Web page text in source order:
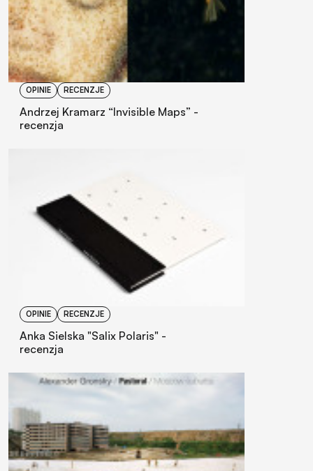
OPINIE RECENZJE
Andrzej Kramarz “Invisible Maps” -
recenzja
OPINIE RECENZJE
Anka Sielska "Salix Polaris" -
recenzja